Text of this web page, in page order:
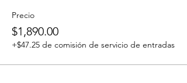
Precio
$1,890.00
+$47.25 de comisión de servicio de entradas